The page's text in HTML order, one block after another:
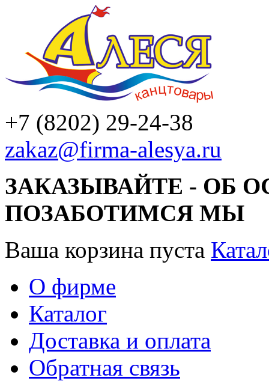
+7 (8202) 29-24-38
zakaz@firma-alesya.ru
ЗАКАЗЫВАЙТЕ - ОБ
ПОЗАБОТИМСЯ МЫ
Ваша корзина пуста
О фирме
Каталог
Доставка и оплата
Обратная связь